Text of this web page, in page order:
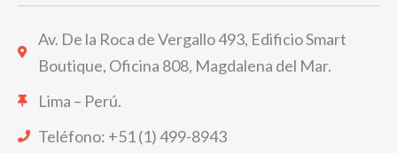
Av. De la Roca de Vergallo 493, Edificio Smart
Boutique, Oficina 808, Magdalena del Mar.
Lima – Perú.
Teléfono: +51 (1) 499-8943